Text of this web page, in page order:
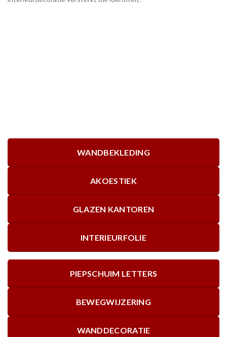
WANDBEKLEDING
AKOESTIEK
GLAZEN KANTOREN
INTERIEURFOLIE
PIEPSCHUIM LETTERS
BEWEGWIJZERING
WANDDECORATIE